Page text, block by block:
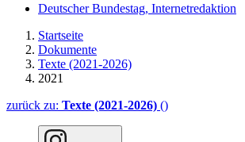
Deutscher Bundestag, Internetredaktion
Startseite
Dokumente
Texte (2021-2026)
2021
zurück zu: Texte (2021-2026) ()